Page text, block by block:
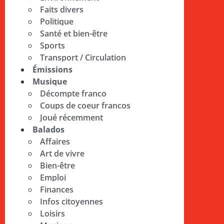
Faits divers
Politique
Santé et bien-être
Sports
Transport / Circulation
Émissions
Musique
Décompte franco
Coups de coeur francos
Joué récemment
Balados
Affaires
Art de vivre
Bien-être
Emploi
Finances
Infos citoyennes
Loisirs